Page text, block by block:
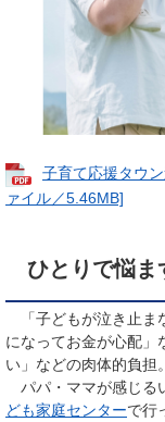
子育て応援タウ
ァイル／5.46MB]
ひとりで悩ま
「子どもが泣き止ま
になってお金が心配」
い」などの肉体的負担。
パパ・ママが感じる
ども家庭センターで行